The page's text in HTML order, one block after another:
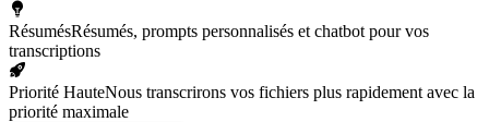
RésumésRésumés, prompts personnalisés et chatbot pour vos
transcriptions
Priorité HauteNous transcrirons vos fichiers plus rapidement avec la
priorité maximale